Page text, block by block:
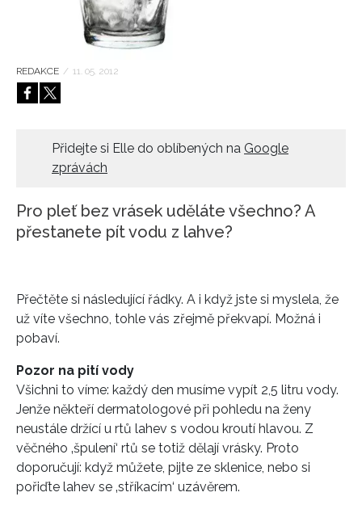
REDAKCE / 11. 05. 2012
Přidejte si Elle do oblíbených na Google
zprávách
Pro pleť bez vrásek uděláte všechno? A
přestanete pít vodu z lahve?
Přečtěte si následující řádky. A i když jste si myslela, že
už víte všechno, tohle vás zřejmě překvapí. Možná i
pobaví.
Pozor na pití vody
Všichni to víme: každý den musíme vypít 2,5 litru vody.
Jenže někteří dermatologové při pohledu na ženy
neustále držící u rtů lahev s vodou kroutí hlavou. Z
věčného ‚špulení‘ rtů se totiž dělají vrásky. Proto
doporučují: když můžete, pijte ze sklenice, nebo si
pořiďte lahev se ‚stříkacím‘ uzávěrem.